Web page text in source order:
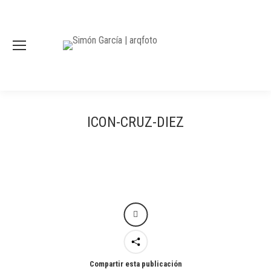
ICON-CRUZ-DIEZ
Compartir esta publicación